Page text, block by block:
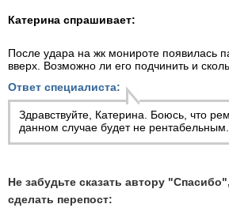
Катерина спрашивает:
После удара на жк монироте появилась
вверх. Возможно ли его подчинить и
Ответ специалиста:
Здравствуйте, Катерина. Боюсь, что
данном случае будет не рентабельным.
Не забудьте сказать автору
сделать перепост: